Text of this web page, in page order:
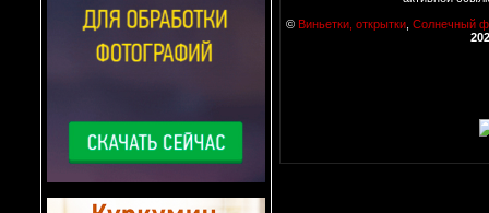
© Виньетки, открытки Солнечный